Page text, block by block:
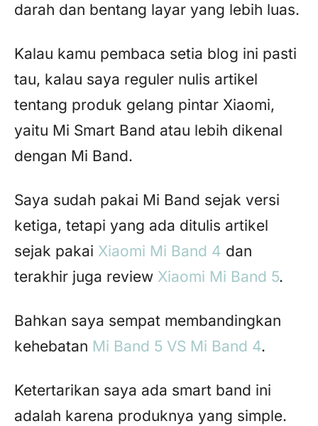
darah dan bentang layar yang lebih luas.
Kalau kamu pembaca setia blog ini pasti
tau, kalau saya reguler nulis artikel
tentang produk gelang pintar Xiaomi,
yaitu Mi Smart Band atau lebih dikenal
dengan Mi Band.
Saya sudah pakai Mi Band sejak versi
ketiga, tetapi yang ada ditulis artikel
sejak pakai Xiaomi Mi Band 4 dan
terakhir juga review Xiaomi Mi Band 5.
Bahkan saya sempat membandingkan
kehebatan Mi Band 5 VS Mi Band 4.
Ketertarikan saya ada smart band ini
adalah karena produknya yang simple.